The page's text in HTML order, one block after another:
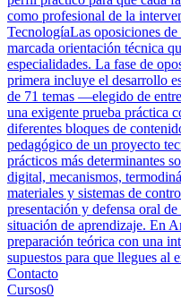
como profesional de la
TecnologíaLas oposiciones
marcada orientación técnica
especialidades. La fase de
primera incluye el desarrollo
de 71 temas —elegido de
una exigente prueba práctica
diferentes bloques de
pedagógico de un proyecto
prácticos más determinantes
digital, mecanismos,
materiales y sistemas de
presentación y defensa oral
situación de aprendizaje. En
preparación teórica con una
supuestos para que llegues al
Contacto
Cursos0